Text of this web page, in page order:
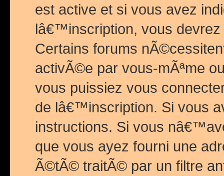
est active et si vous avez
lâ€™inscription, vous
Certains forums
activÃ©e par vous-mÃªme
vous puissiez vous
de lâ€™inscription. Si vous
instructions. Si vous
que vous ayez fourni une
Ã©tÃ© traitÃ© par un filtre